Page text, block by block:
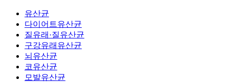
유산균
다이어트유산균
질유래·질유산균
구강유래유산균
뇌유산균
코유산균
모발유산균